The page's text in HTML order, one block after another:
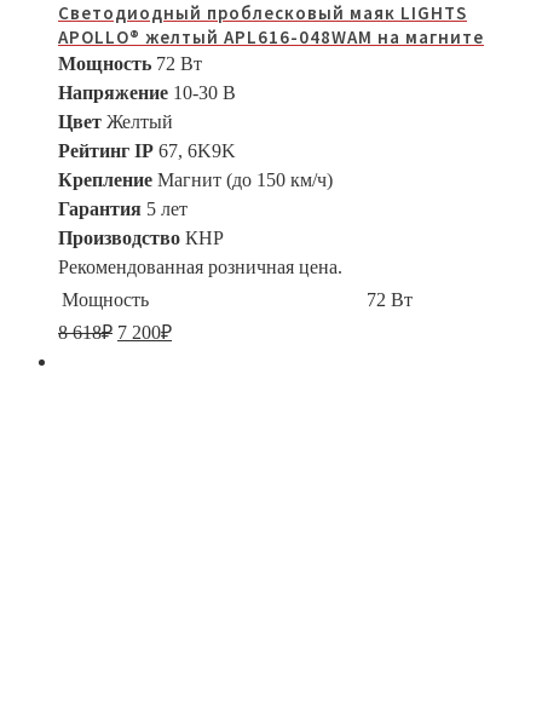
Светодиодный проблесковый маяк LIGHTS
APOLLO® желтый APL616-048WAM на магните
Мощность 72 Вт
Напряжение 10-30 В
Цвет Желтый
Рейтинг IP 67, 6K9K
Крепление Магнит (до 150 км/ч)
Гарантия 5 лет
Производство КНР
Рекомендованная розничная цена.
Мощность
72 Вт
8 618₽ 7 200₽